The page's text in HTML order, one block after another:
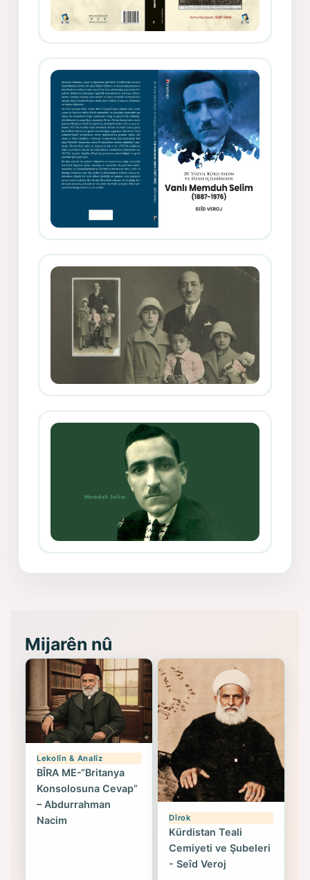
(Hoybun)’un Kuruluş Çalışmaları- 8
Mijarên nû
Lekolîn & Analîz
BÎRA ME-“Britanya
Konsolosuna Cevap”
– Abdurrahman
Nacim
Dîrok
Kürdistan Teali
Cemiyeti ve Şubeleri
- Seîd Veroj